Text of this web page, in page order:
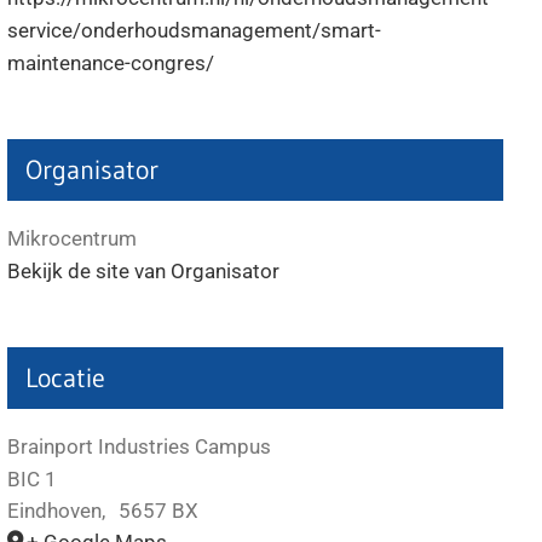
service/onderhoudsmanagement/smart-
maintenance-congres/
Organisator
Mikrocentrum
Bekijk de site van Organisator
Locatie
Brainport Industries Campus
BIC 1
Eindhoven, 5657 BX